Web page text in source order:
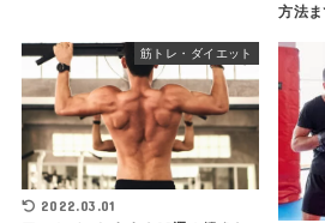
方法
筋トレ・ダイエット
2022.03.01